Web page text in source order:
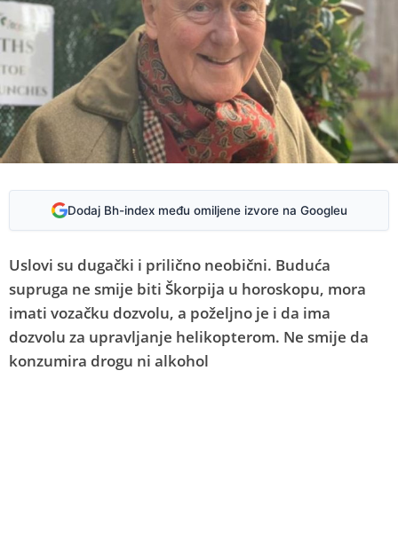
Dodaj Bh-index među omiljene izvore na Googleu
Uslovi su dugački i prilično neobični. Buduća
supruga ne smije biti Škorpija u horoskopu, mora
imati vozačku dozvolu, a poželjno je i da ima
dozvolu za upravljanje helikopterom. Ne smije da
konzumira drogu ni alkohol